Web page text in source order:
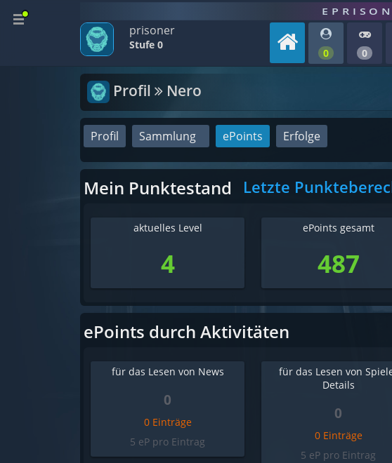
prisoner
Stufe 0
0 0
Profil Nero
Profil Sammlung ePoints Erfolge
Mein Punktestand Letzte
aktuelles Level
4
ePoints gesamt
487
ePoints durch Aktivitäten
für das Lesen von News
0
0 Einträge
5 eP pro Eintrag
für das Lesen von
Details
0
0 Einträge
5 eP pro Eintrag